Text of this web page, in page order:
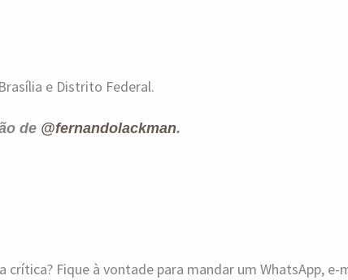
e Distrito Federal.
de @fernandolackman.
Fique à vontade para mandar um WhatsApp,